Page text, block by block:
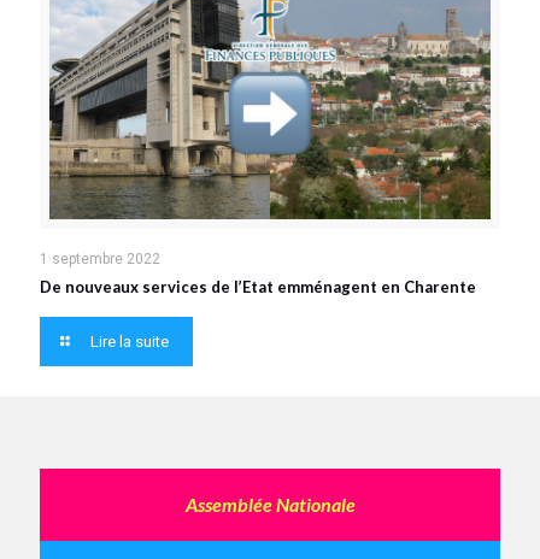
1 septembre 2022
De nouveaux services de l’Etat emménagent en Charente
Lire la suite
Assemblée Nationale